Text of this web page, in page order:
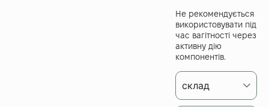
Не рекомендується
використовувати під
час вагітності через
активну дію
компонентів.
склад